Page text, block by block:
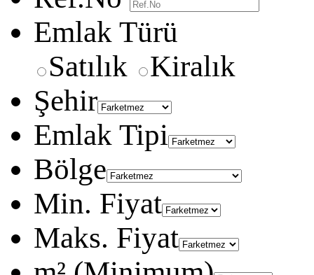
Emlak Türü
Satılık
Kiralık
Şehir
Emlak Tipi
Bölge
Min. Fiyat
Maks. Fiyat